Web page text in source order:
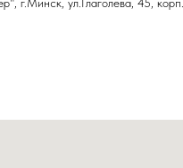
ул.Глаголева, 45,